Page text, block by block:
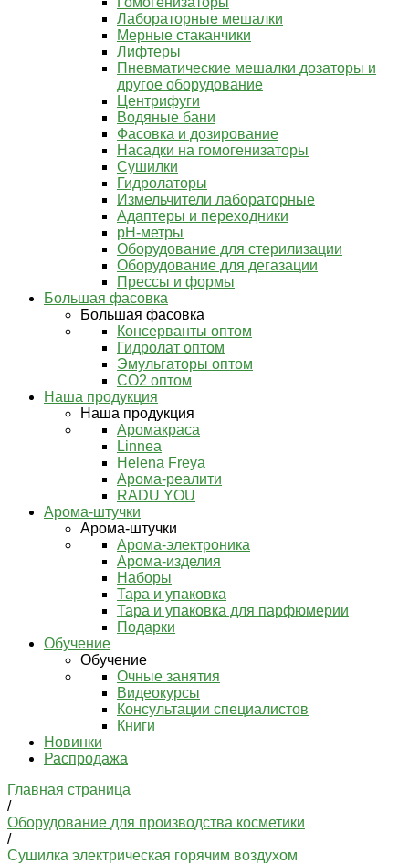
Лабораторные мешалки
Мерные стаканчики
Лифтеры
Пневматические мешалки дозаторы и
другое оборудование
Центрифуги
Водяные бани
Фасовка и дозирование
Насадки на гомогенизаторы
Сушилки
Гидролаторы
Измельчители лабораторные
Адаптеры и переходники
pH-метры
Оборудование для стерилизации
Оборудование для дегазации
Прессы и формы
Большая фасовка
Большая фасовка
Консерванты оптом
Гидролат оптом
Эмульгаторы оптом
СО2 оптом
Наша продукция
Наша продукция
Аромакраса
Linnea
Helena Freya
Арома-реалити
RADU YOU
Арома-штучки
Арома-штучки
Арома-электроника
Арома-изделия
Наборы
Тара и упаковка
Тара и упаковка для парфюмерии
Подарки
Обучение
Обучение
Очные занятия
Видеокурсы
Консультации специалистов
Книги
Новинки
Распродажа
Главная страница
/
Оборудование для производства косметики
/
Сушилка электрическая горячим воздухом